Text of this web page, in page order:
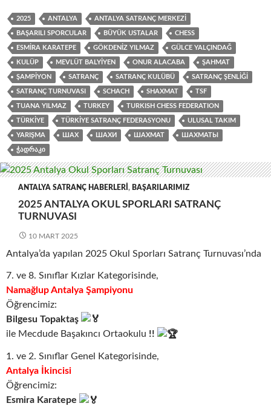
2025 ANTALYA ANTALYA SATRANÇ MERKEZI
BAŞARILI SPORCULAR BÜYÜK USTALAR CHESS
ESMIRA KARATEPE GÖKDENIZ YILMAZ GÜLCE YALÇINDAĞ
KULÜP MEVLÜT BALYIYEN ONUR ALACABA ŞAHMAT
ŞAMPIYON SATRANÇ SATRANÇ KULÜBÜ SATRANÇ ŞENLIĞI
SATRANÇ TURNUVASI SCHACH SHAXMAT TSF
TUANA YILMAZ TURKEY TURKISH CHESS FEDERATION
TÜRKIYE TÜRKIYE SATRANÇ FEDERASYONU ULUSAL TAKIM
YARIŞMA ШАХ ШАХИ ШАХМАТ ШАХМАТЫ
ᲭᲐᲓᲠᲐᲙᲘ
ANTALYA SATRANÇ HABERLERI , BAŞARILARIMIZ
2025 ANTALYA OKUL SPORLARI SATRANÇ
TURNUVASI
10 MART 2025
Antalya’da yapılan 2025 Okul Sporları Satranç Turnuvası’nda
7. ve 8. Sınıflar Kızlar Kategorisinde,
Namağlup Antalya Şampiyonu
Öğrencimiz:
Bilgesu Topaktaş
ile Mecdude Başakıncı Ortaokulu !!
1. ve 2. Sınıflar Genel Kategorisinde,
Antalya İkincisi
Öğrencimiz:
Esmira Karatepe